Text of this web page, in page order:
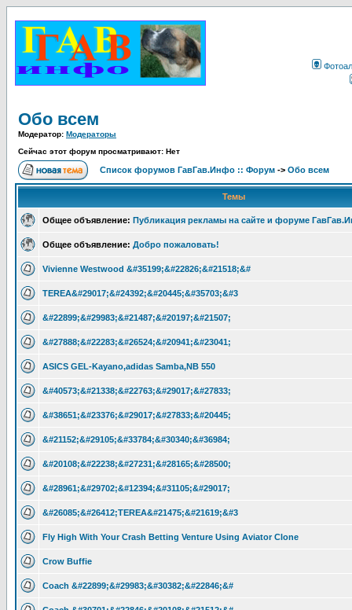
Обо всем
Модератор: Модераторы
Сейчас этот форум просматривают: Нет
Список форумов ГавГав.Инфо :: Форум -> Обо всем
Темы
Общее объявление: Публикация рекламы на сайте и форуме
Общее объявление: Добро пожаловать!
Vivienne Westwood &#35199;&#22826;&#21518;&#
TEREA&#29017;&#24392;&#20445;&#35703;&#3
&#22899;&#29983;&#21487;&#20197;&#21507;
&#27888;&#22283;&#26524;&#20941;&#23041;
ASICS GEL-Kayano,adidas Samba,NB 550
&#40573;&#21338;&#22763;&#29017;&#27833;
&#38651;&#23376;&#29017;&#27833;&#20445;
&#21152;&#29105;&#33784;&#30340;&#36984;
&#20108;&#22238;&#27231;&#28165;&#28500;
&#28961;&#29702;&#12394;&#31105;&#29017;
&#26085;&#26412;TEREA&#21475;&#21619;&#3
Fly High With Your Crash Betting Venture Using Aviator Clone
Crow Buffie
Coach &#22899;&#29983;&#30382;&#22846;&#